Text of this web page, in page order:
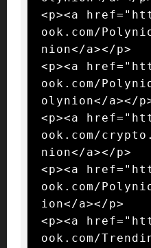
<p><a
ook.com/
nion</a></p>
<p><a
ook.com/
olynion</a></
<p><a
ook.com/
nion</a></p>
<p><a
ook.com/
ion</a></p>
<p><a
ook.com/